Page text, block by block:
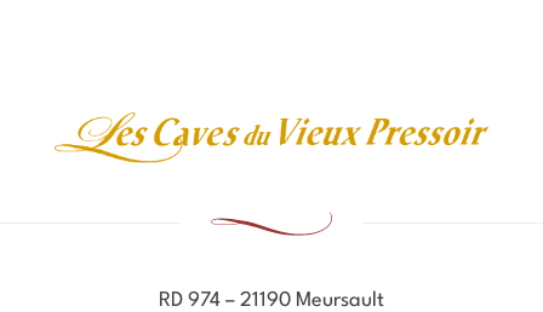
RD 974 – 21190 Meursault